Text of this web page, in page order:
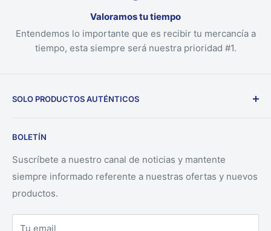
Valoramos tu tiempo
Entendemos lo importante que es recibir tu mercancía a
tiempo, esta siempre será nuestra prioridad #1.
SOLO PRODUCTOS AUTÉNTICOS
directamente desde los fabricantes.
BOLETÍN
Suscríbete a nuestro canal de noticias y mantente
siempre informado referente a nuestras ofertas y nuevos
productos.
Tu email